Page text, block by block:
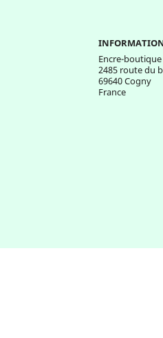
Encre-boutique
2485 route du
69640 Cogny
France